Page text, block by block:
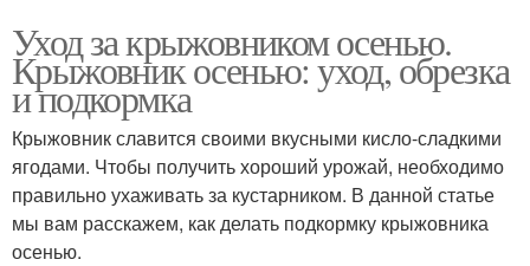
Уход за крыжовником осенью.
Крыжовник осенью: уход, обрезка
и подкормка
Крыжовник славится своими вкусными кисло-сладкими
ягодами. Чтобы получить хороший урожай, необходимо
правильно ухаживать за кустарником. В данной статье
мы вам расскажем, как делать подкормку крыжовника
осенью.